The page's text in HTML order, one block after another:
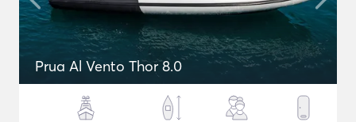
Prua Al Vento Thor 8.0